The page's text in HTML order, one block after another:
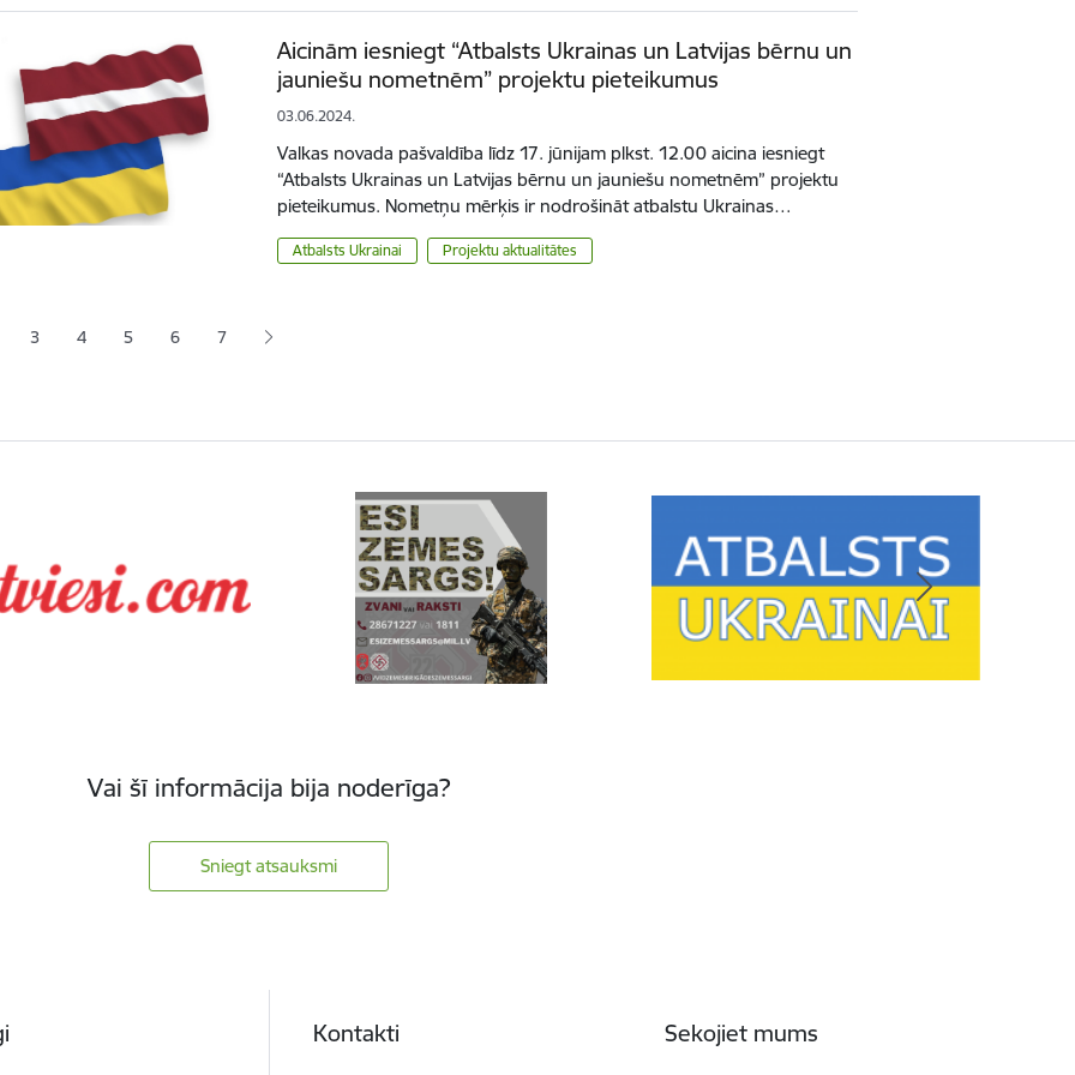
Aicinām iesniegt “Atbalsts Ukrainas un Latvijas bērnu un
jauniešu nometnēm” projektu pieteikumus
03.06.2024.
Valkas novada pašvaldība līdz 17. jūnijam plkst. 12.00 aicina iesniegt
“Atbalsts Ukrainas un Latvijas bērnu un jauniešu nometnēm” projektu
pieteikumus. Nometņu mērķis ir nodrošināt atbalstu Ukrainas…
Atbalsts Ukrainai Projektu aktualitātes
lapaLapa
3 Lapa
4 Lapa
5 Lapa
6 7
Vai šī informācija bija noderīga?
Sniegt atsauksmi
Kontakti Sekojiet mums